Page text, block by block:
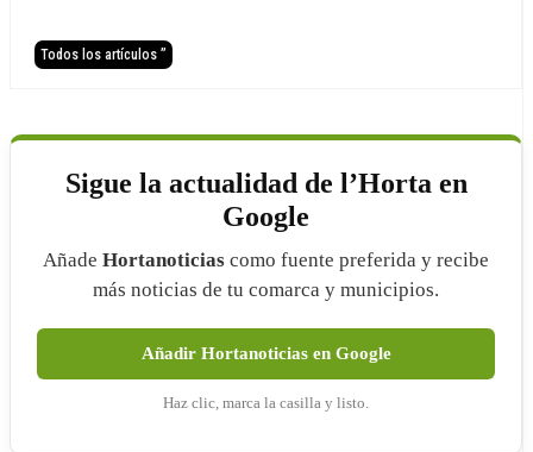
Todos los artículos ”
Sigue la actualidad de l’Horta en
Google
Añade Hortanoticias como fuente preferida y recibe
más noticias de tu comarca y municipios.
Añadir Hortanoticias en Google
Haz clic, marca la casilla y listo.